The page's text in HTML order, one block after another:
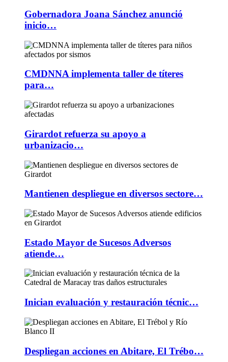
Gobernadora Joana Sánchez anunció
inicio…
CMDNNA implementa taller de títeres
para…
Girardot refuerza su apoyo a
urbanizacio…
Mantienen despliegue en diversos sectore…
Estado Mayor de Sucesos Adversos
atiende…
Inician evaluación y restauración técnic…
Despliegan acciones en Abitare, El Trébo…